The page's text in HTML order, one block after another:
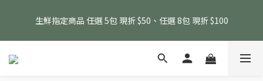
商品除外)
生鮮指定商品 任選 5包 現折 $50、任選 8包 現折 $100
消費滿 $1800 贈送原味滴雞精1包、$6000 贈送黑金豬肉鬆 (指定